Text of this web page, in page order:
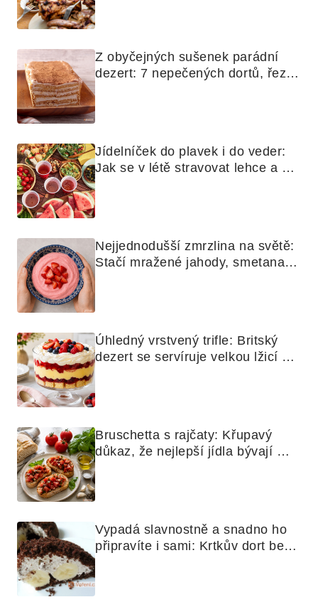
Z obyčejných sušenek parádní
dezert: 7 nepečených dortů, řezů
Jídelníček do plavek i do veder:
Jak se v létě stravovat lehce a
Nejjednodušší zmrzlina na světě:
Stačí mražené jahody, smetana a
Úhledný vrstvený trifle: Britský
dezert se servíruje velkou lžicí
Bruschetta s rajčaty: Křupavý
důkaz, že nejlepší jídla bývají
Vypadá slavnostně a snadno ho
připravíte i sami: Krtkův dort bez